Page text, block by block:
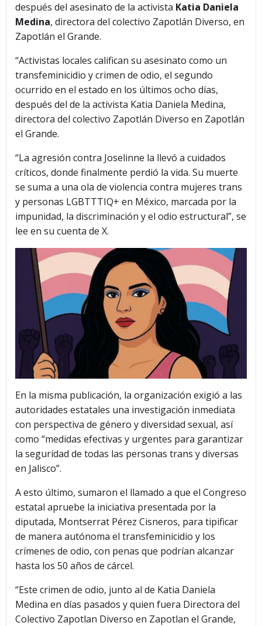
después del asesinato de la activista Katia Daniela
Medina, directora del colectivo Zapotlán Diverso, en
Zapotlán el Grande.
“Activistas locales califican su asesinato como un
transfeminicidio y crimen de odio, el segundo
ocurrido en el estado en los últimos ocho días,
después del de la activista Katia Daniela Medina,
directora del colectivo Zapotlán Diverso en Zapotlán
el Grande.
“La agresión contra Joselinne la llevó a cuidados
críticos, donde finalmente perdió la vida. Su muerte
se suma a una ola de violencia contra mujeres trans
y personas LGBTTTIQ+ en México, marcada por la
impunidad, la discriminación y el odio estructural”, se
lee en su cuenta de X.
En la misma publicación, la organización exigió a las
autoridades estatales una investigación inmediata
con perspectiva de género y diversidad sexual, así
como “medidas efectivas y urgentes para garantizar
la seguridad de todas las personas trans y diversas
en Jalisco”.
A esto último, sumaron el llamado a que el Congreso
estatal apruebe la iniciativa presentada por la
diputada, Montserrat Pérez Cisneros, para tipificar
de manera autónoma el transfeminicidio y los
crímenes de odio, con penas que podrían alcanzar
hasta los 50 años de cárcel.
“Este crimen de odio, junto al de Katia Daniela
Medina en días pasados y quien fuera Directora del
Colectivo Zapotlan Diverso en Zapotlan el Grande,